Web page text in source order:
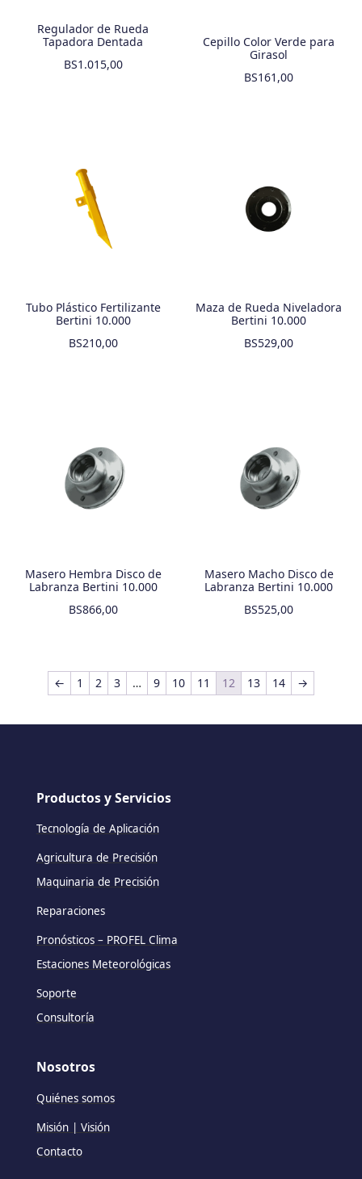
Regulador de Rueda
Tapadora Dentada
BS1.015,00
Cepillo Color Verde para
Girasol
BS161,00
Tubo Plástico Fertilizante
Bertini 10.000
BS210,00
Maza de Rueda Niveladora
Bertini 10.000
BS529,00
Masero Hembra Disco de
Labranza Bertini 10.000
BS866,00
Masero Macho Disco de
Labranza Bertini 10.000
BS525,00
← 1 2 3 … 9 10 11 12 13 14 →
Productos y Servicios
Tecnología de Aplicación
Agricultura de Precisión
Maquinaria de Precisión
Reparaciones
Pronósticos – PROFEL Clima
Estaciones Meteorológicas
Soporte
Consultoría
Nosotros
Quiénes somos
Misión | Visión
Contacto